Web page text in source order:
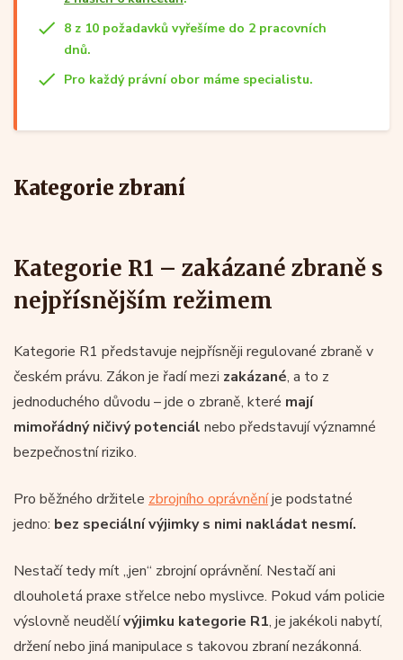
8 z 10 požadavků vyřešíme do 2 pracovních
dnů.
Pro každý právní obor máme specialistu.
Kategorie zbraní
Kategorie R1 – zakázané zbraně s
nejpřísnějším režimem
Kategorie R1 představuje nejpřísněji regulované zbraně v
českém právu. Zákon je řadí mezi zakázané, a to z
jednoduchého důvodu – jde o zbraně, které mají
mimořádný ničivý potenciál nebo představují významné
bezpečnostní riziko.
Pro běžného držitele zbrojního oprávněníje podstatné
jedno: bez speciální výjimky s nimi nakládat nesmí.
Nestačí tedy mít „jen“ zbrojní oprávnění. Nestačí ani
dlouholetá praxe střelce nebo myslivce. Pokud vám policie
výslovně neudělívýjimku kategorie R1, je jakékoli nabytí,
držení nebo jiná manipulace s takovou zbraní nezákonná.